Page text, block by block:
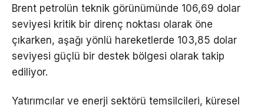
Brent petrolün teknik görünümünde 106,69 dolar
seviyesi kritik bir direnç noktası olarak öne
çıkarken, aşağı yönlü hareketlerde 103,85 dolar
seviyesi güçlü bir destek bölgesi olarak takip
ediliyor.
Yatırımcılar ve enerji sektörü temsilcileri, küresel